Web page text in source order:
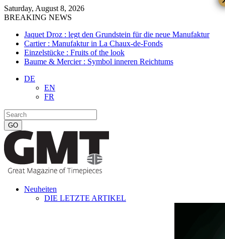
Saturday, August 8, 2026
BREAKING NEWS
Jaquet Droz : legt den Grundstein für die neue Manufaktur
Cartier : Manufaktur in La Chaux-de-Fonds
Einzelstücke : Fruits of the look
Baume & Mercier : Symbol inneren Reichtums
DE
EN
FR
Neuheiten
DIE LETZTE ARTIKEL